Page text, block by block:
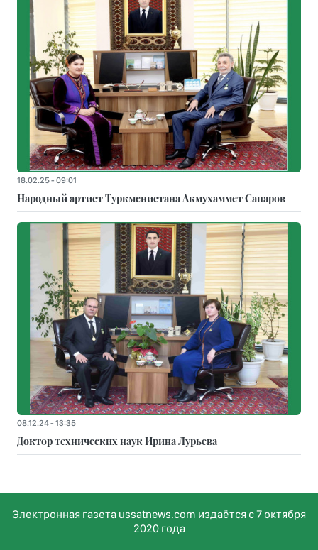
18.02.25 - 09:01
Народный артист Туркменистана Акмухаммет Сапаров
08.12.24 - 13:35
Доктор технических наук Ирина Лурьева
Электронная газета ussatnews.com издаётся с 7 октября
2020 года